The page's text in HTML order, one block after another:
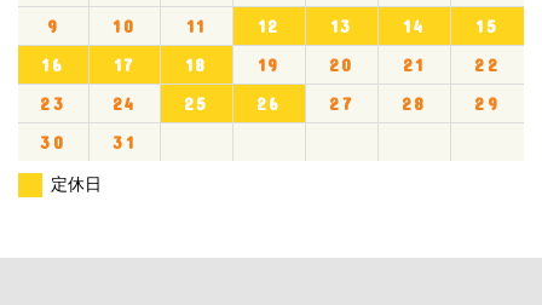
9
10 11 12 13 14
15
16
17 18 19 20 21
22
23
24 25 26 27 28
29
30
31
定休日